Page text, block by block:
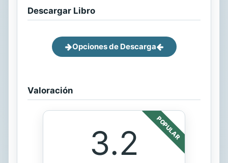
Descargar Libro
Opciones de Descarga
Valoración
POPULAR
3.2